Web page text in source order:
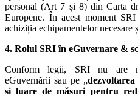
personal (Art 7 și 8) din Carta
Europene. În acest moment
achiziția echipamentelor necesare
4. Rolul SRI în eGuvernare &
Conform legii, SRI nu are
eGuvernării sau pe „
și luare de măsuri pentru